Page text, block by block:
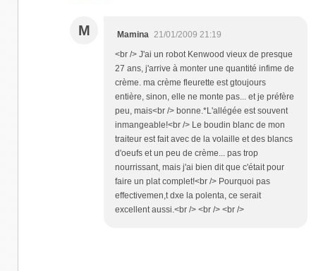
M Mamina
21/01/2009 21:19
<br /> J'ai un robot Kenwood vieux de presque
27 ans, j'arrive à monter une quantité infime de
crème. ma crème fleurette est gtoujours
entière, sinon, elle ne monte pas... et je préfère
peu, mais<br /> bonne.*L'allégée est souvent
inmangeable!<br /> Le boudin blanc de mon
traiteur est fait avec de la volaille et des blancs
d'oeufs et un peu de crème... pas trop
nourrissant, mais j'ai bien dit que c'était pour
faire un plat complet!<br /> Pourquoi pas
effectivemen,t dxe la polenta, ce serait
excellent aussi.<br /> <br /> <br />